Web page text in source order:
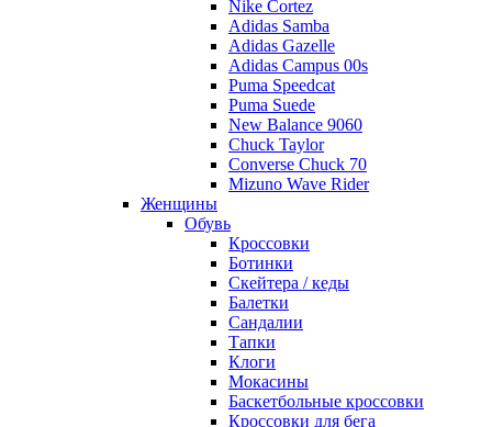
Nike Cortez
Adidas Samba
Adidas Gazelle
Adidas Campus 00s
Puma Speedcat
Puma Suede
New Balance 9060
Chuck Taylor
Converse Chuck 70
Mizuno Wave Rider
Женщины
Обувь
Кроссовки
Ботинки
Скейтера / кеды
Балетки
Сандалии
Тапки
Клоги
Мокасины
Баскетбольные кроссовки
Кроссовки для бега